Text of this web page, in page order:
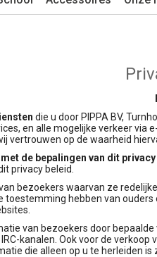
die u door PIPPA BV,
en alle mogelijke verkeer
vertrouwen op de waarheid
de bepalingen van dit privacy
privacy beleid.
bezoekers waarvan ze
hebben van
van bezoekers door
kanalen. Ook voor de verkoop
die alleen op u te herleiden